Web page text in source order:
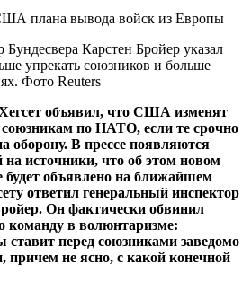
Карстен Бройер указал
упрекать союзников и больше
Фото Reuters
объявил, что США изменят
союзникам по НАТО, если те срочно
оборону. В прессе появляются
источники, что об этом новом
будет объявлено на ближайшем
ответил генеральный инспектор
Он фактически обвинил
команду в волюнтаризме:
перед союзниками заведомо
причем не ясно, с какой конечной